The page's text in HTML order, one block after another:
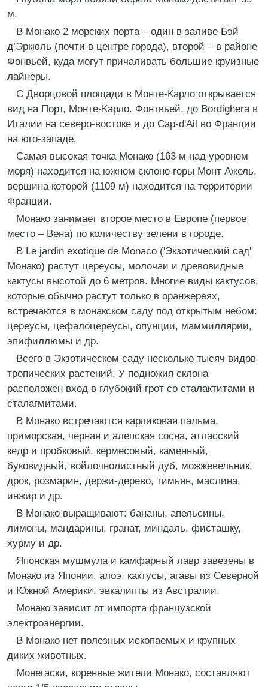
м.
В Монако 2 морских порта – один в заливе Бэй
д’Эркюль (почти в центре города), второй – в районе
Фонвьей, куда могут причаливать большие круизные
лайнеры.
С Дворцовой площади в Монте-Карло открывается
вид на Порт, Монте-Карло. Фонтвьей, до Bordighera в
Италии на северо-востоке и до Cap-d'Ail во Франции
на юго-западе.
Самая высокая точка Монако (163 м над уровнем
моря) находится на южном склоне горы Монт Ажель,
вершина которой (1109 м) находится на территории
Франции.
Монако занимает второе место в Европе (первое
место – Вена) по количеству зелени в городе.
В Le jardin exotique de Monaco ('Экзотический сад'
Монако) растут цереусы, молочаи и древовидные
кактусы высотой до 6 метров. Многие виды кактусов,
которые обычно растут только в оранжереях,
встречаются в монакском саду под открытым небом:
цереусы, цефалоцереусы, опунции, маммиллярии,
эпифиллюмы и др.
Всего в Экзотическом саду несколько тысяч видов
тропических растений. У подножия склона
расположен вход в глубокий грот со сталактитами и
сталагмитами.
В Монако встречаются карликовая пальма,
приморская, черная и алепская сосна, атласский
кедр и пробковый, кермесовый, каменный,
буковидный, войлочнолистный дуб, можжевельник,
дрок, розмарин, держи-дерево, тимьян, маслина,
инжир и др.
В Монако выращивают: бананы, апельсины,
лимоны, мандарины, гранат, миндаль, фисташку,
хурму и др.
Японская мушмула и камфарный лавр завезены в
Монако из Японии, алоэ, кактусы, агавы из Северной
и Южной Америки, эвкалипты из Австралии.
Монако зависит от импорта французской
электроэнергии.
В Монако нет полезных ископаемых и крупных
диких животных.
Монегаски, коренные жители Монако, составляют